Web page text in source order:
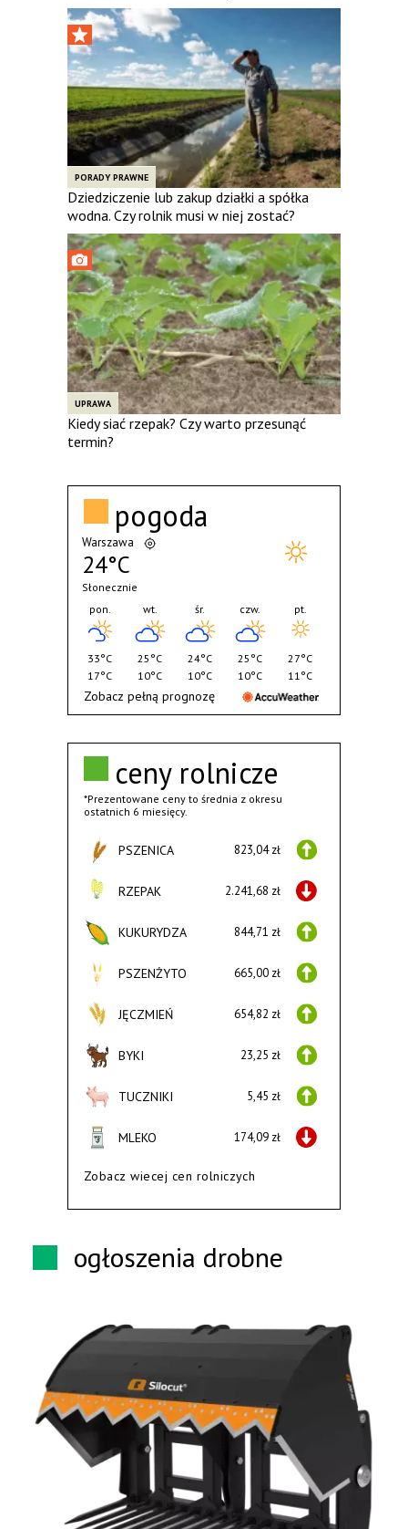
PORADY PRAWNE
Dziedziczenie lub zakup działki a spółka
wodna. Czy rolnik musi w niej zostać?
UPRAWA
Kiedy siać rzepak? Czy warto przesunąć
termin?
ceny rolnicze
*Prezentowane ceny to średnia z okresu
ostatnich 6 miesięcy.
PSZENICA 823,04 zł
RZEPAK 2.241,68 zł
KUKURYDZA 844,71 zł
PSZENŻYTO 665,00 zł
JĘCZMIEŃ 654,82 zł
BYKI 23,25 zł
TUCZNIKI 5,45 zł
MLEKO 174,09 zł
Zobacz wiecej cen rolniczych
pogoda
Warszawa
24°C
Słonecznie
pon.
33°C
17°C
wt.
25°C
10°C
śr.
24°C
10°C
czw.
25°C
10°C
pt.
27°C
11°C
Zobacz pełną prognozę
ogłoszenia drobne